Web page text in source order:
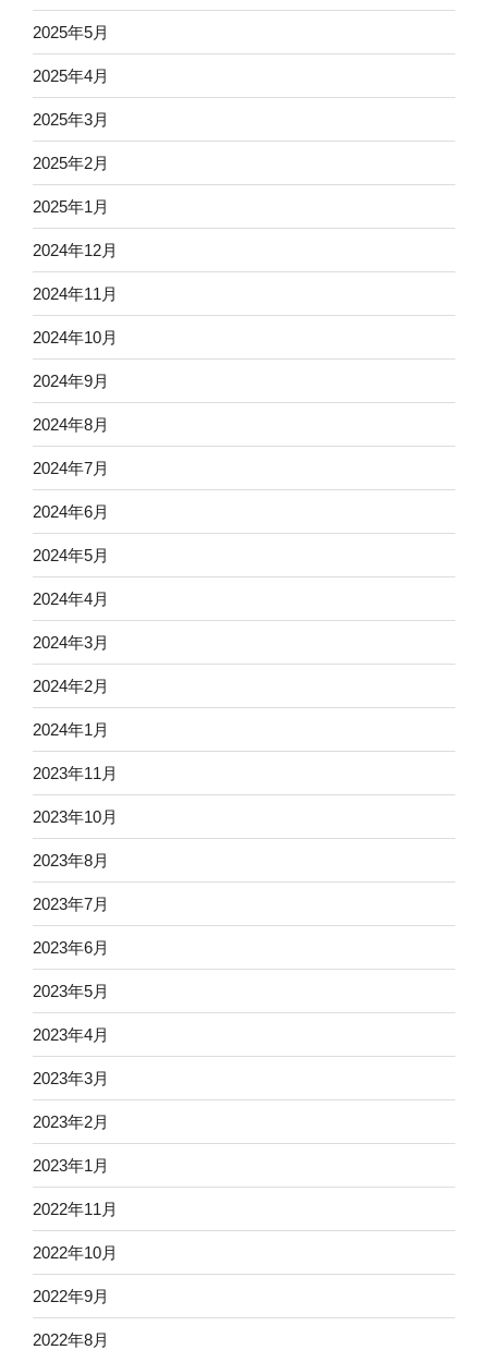
2025年5月
2025年4月
2025年3月
2025年2月
2025年1月
2024年12月
2024年11月
2024年10月
2024年9月
2024年8月
2024年7月
2024年6月
2024年5月
2024年4月
2024年3月
2024年2月
2024年1月
2023年11月
2023年10月
2023年8月
2023年7月
2023年6月
2023年5月
2023年4月
2023年3月
2023年2月
2023年1月
2022年11月
2022年10月
2022年9月
2022年8月